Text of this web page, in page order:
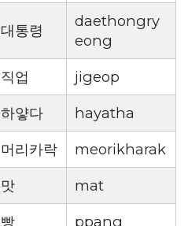
대통령
daethongry
eong
직업
jigeop
하얗다
hayatha
머리카락
meorikharak
맛
mat
빵
ppang